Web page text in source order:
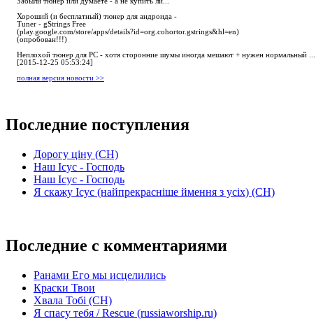
Хороший (и бесплатный) тюнер для андроида -
Tuner - gStrings Free
(play.google.com/store/apps/details?id=org.cohortor.gstrings&hl=en)
(опробован!!!)
Неплохой тюнер для РС - хотя сторонние шумы иногда мешают + нужен нормальный ...
[2015-12-25 05:53:24]
полная версия новости >>
Последние поступления
Дорогу ціну (СН)
Наш Ісус - Господь
Наш Ісус - Господь
Я скажу Ісус (найпрекрасніше ймення з усіх) (СН)
Последние с комментариями
Ранами Его мы исцелились
Краски Твои
Хвала Тобі (СН)
Я спасу тебя / Rescue (russiaworship.ru)